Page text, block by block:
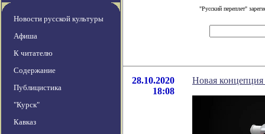
Новости русской культуры
Афиша
К читателю
Содержание
Публицистика
"Курск"
Кавказ
"Русский переплет"
28.10.2020
18:08
Новая концепция